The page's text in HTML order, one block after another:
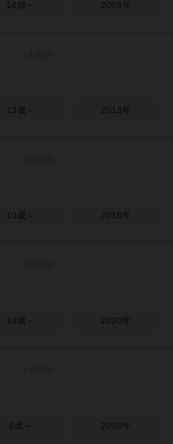
14歳～ 2008年
13歳～ 2013年
10歳～ 2018年
14歳～ 2020年
6歳～ 2008年